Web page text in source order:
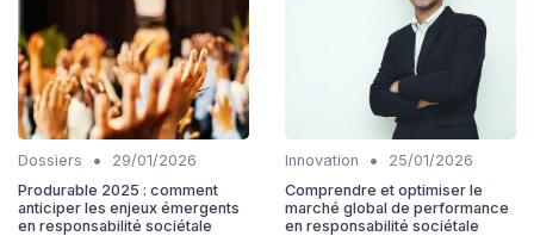
Dossiers •
29/01/2026
Produrable 2025 : comment
anticiper les enjeux émergents
en responsabilité sociétale
Innovation •
25/01/2026
Comprendre et optimiser le
marché global de performance
en responsabilité sociétale